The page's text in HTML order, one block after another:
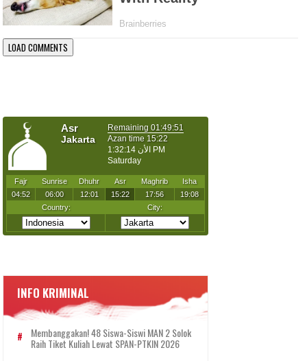
LOAD COMMENTS
INFO KRIMINAL
Membanggakan! 48 Siswa-Siswi MAN 2 Solok
Raih Tiket Kuliah Lewat SPAN-PTKIN 2026